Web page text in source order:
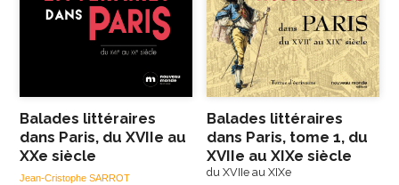
Balades littéraires
dans Paris, du XVIIe au
XXe siècle
Jean-Cristophe SARROT
Balades littéraires
dans Paris, tome 1, du
XVIIe au XIXe siècle
du XVIIe au XIXe